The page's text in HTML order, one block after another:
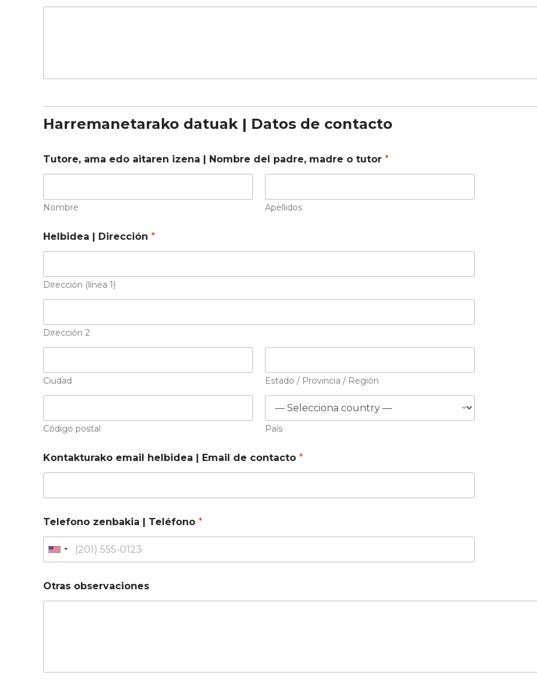
Harremanetarako datuak | Datos de contacto
Tutore, ama edo aitaren izena | Nombre del padre, madre o tutor *
Nombre Apellidos
Helbidea | Dirección *
Dirección (línea 1)
Dirección 2
Ciudad Estado / Provincia / Región
Código postal País
Kontakturako email helbidea | Email de contacto *
Telefono zenbakia | Teléfono *
U
i
t
a
Otras observaciones